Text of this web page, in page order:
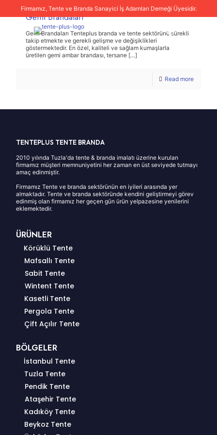
Firmamız, Tente ve Branda Sanayici İş Adamları Derneği Üyesidir.
Gemi Brandaları
Gemi Brandaları Tenteplus branda ve tente sektörünü sürekli
takip etmekte ve gerekli gelişme ve değişiklikleri
göstermektedir. En özel, kaliteli ve sağlam kumaşlarla
üretilen gemi ambar brandası, tersane […]
Read more
TENTEPLUS TENTE BRANDA
2010 yılında Tuzla'da tente & branda imalatı üzerine kurulan
firmamız müşteri memnuniyetini her zaman en üst seviyede tutmayı
amaç edinmiştir.
Firmamız Tente ve branda sektörünün en iyileri arasında yer
almaktadır. Tente ve branda sektöründe kendini geliştirmeyi görev
edinmiş olan firmamız her geçen gün ürün yelpazesine yenilerini
eklemektedir.
ÜRÜNLER
Körüklü Tente
Mafsallı Tente
Sabit Tente
Wintent Tente
Kasetli Tente
Pergola Tente
Çift Açılır Tente
BÖLGELER
İstanbul Tente
Tuzla Tente
Pendik Tente
Ataşehir Tente
Kadıköy Tente
Beykoz Tente